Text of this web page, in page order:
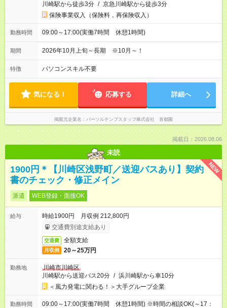
川崎駅から徒歩3分 / 京急川崎駅から徒歩3分
保険事業収入（保険料，再保険収入）
勤務時間 09:00～17:00(実働7時間 休憩1時間)
期間 2026年10月上旬～長期 ※10月～！
特徴 パソコンスキル不要
気になる！ 応募する 詳細へ
掲載元企業名 パーソルテンプスタッフ株式会社 首都圏
掲載日：2026.08.06
未読
NEW
1900円＊【川崎区浅野町／送迎バスあり】契約
書のチェック・修正メイン
派遣 WEB登録・面接OK
給与
時給1900円 月収例 212,800円
交通費別途支給あり
交通費 全額支給
月収例 20～25万円
勤務地
川崎市川崎区
川崎駅から送迎バス20分 / 浜川崎駅から車10分
＜風力発電に関わる！＞大手グループ企業
勤務時間
09:00～17:00(実働7時間 休憩1時間) ※時間の相談OK(～17：